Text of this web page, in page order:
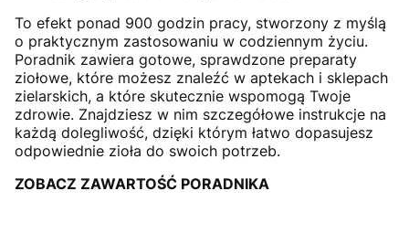
To efekt ponad 900 godzin pracy, stworzony z myślą
o praktycznym zastosowaniu w codziennym życiu.
Poradnik zawiera gotowe, sprawdzone preparaty
ziołowe, które możesz znaleźć w aptekach i sklepach
zielarskich, a które skutecznie wspomogą Twoje
zdrowie. Znajdziesz w nim szczegółowe instrukcje na
każdą dolegliwość, dzięki którym łatwo dopasujesz
odpowiednie zioła do swoich potrzeb.
ZOBACZ ZAWARTOŚĆ PORADNIKA